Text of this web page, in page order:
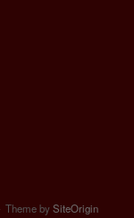
Theme bySiteOrigin